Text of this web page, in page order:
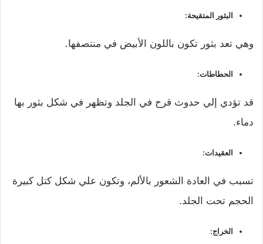
البثور المتقيحة:
وهي تعد بثور تكون باللون الأبيض في منتصفها.
الحطاطات:
قد تؤدي إلي حدوث قرح في الجلد وتظهر في شكل بثور بها
دماء.
العقيدات:
تسبب في العادة الشعور بالألم، وتكون علي شكل كتل كبيرة
الحجم تحت الجلد.
الخراج: